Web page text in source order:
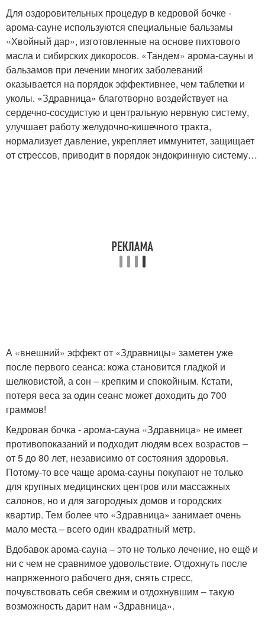
Для оздоровительных процедур в кедровой бочке -
арома-сауне используются специальные бальзамы
«Хвойный дар», изготовленные на основе пихтового
масла и сибирских дикоросов. «Тандем» арома-сауны и
бальзамов при лечении многих заболеваний
оказывается на порядок эффективнее, чем таблетки и
уколы. «Здравница» благотворно воздействует на
сердечно-сосудистую и центральную нервную систему,
улучшает работу желудочно-кишечного тракта,
нормализует давление, укрепляет иммунитет, защищает
от стрессов, приводит в порядок эндокринную систему…
А «внешний» эффект от «Здравницы» заметен уже
после первого сеанса: кожа становится гладкой и
шелковистой, а сон – крепким и спокойным. Кстати,
потеря веса за один сеанс может доходить до 700
граммов!
Кедровая бочка - арома-сауна «Здравница» не имеет
противопоказаний и подходит людям всех возрастов –
от 5 до 80 лет, независимо от состояния здоровья.
Потому-то все чаще арома-сауны покупают не только
для крупных медицинских центров или массажных
салонов, но и для загородных домов и городских
квартир. Тем более что «Здравница» занимает очень
мало места – всего один квадратный метр.
Вдобавок арома-сауна – это не только лечение, но ещё и
ни с чем не сравнимое удовольствие. Отдохнуть после
напряженного рабочего дня, снять стресс,
почувствовать себя свежим и отдохнувшим – такую
возможность дарит нам «Здравница».